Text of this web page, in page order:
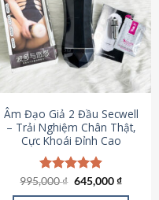
Âm Đạo Giả 2 Đầu Secwell
– Trải Nghiệm Chân Thật,
Cực Khoái Đỉnh Cao
Được xếp
hạng4.88
995,000₫ Giá
645,000₫Giá